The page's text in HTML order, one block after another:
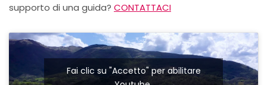
supporto di una guida? CONTATTACI
Fai clic su "Accetto" per abilitare